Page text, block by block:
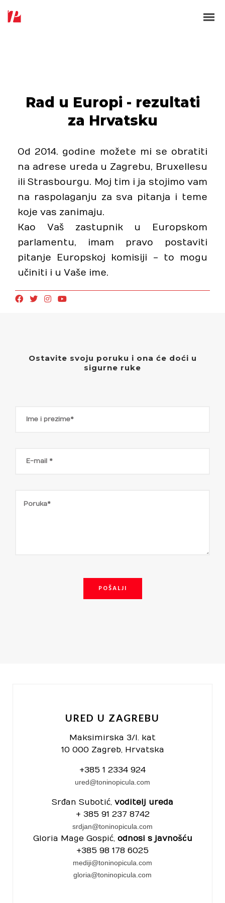
Rad u Europi - rezultati
za Hrvatsku
Od 2014. godine možete mi se obratiti
na adrese ureda u Zagrebu, Bruxellesu
ili Strasbourgu. Moj tim i ja stojimo vam
na raspolaganju za sva pitanja i teme
koje vas zanimaju.
Kao Vaš zastupnik u Europskom
parlamentu, imam pravo postaviti
pitanje Europskoj komisiji - to mogu
učiniti i u Vaše ime.
Ostavite svoju poruku i ona će doći u
sigurne ruke
URED U ZAGREBU
Maksimirska 3/I. kat
10 000 Zagreb, Hrvatska
+385 1 2334 924
ured@toninopicula.com
Srđan Subotić, voditelj ureda
+ 385 91 237 8742
srdjan@toninopicula.com
Gloria Mage Gospić, odnosi s javnošću
+385 98 178 6025
mediji@toninopicula.com
gloria@toninopicula.com